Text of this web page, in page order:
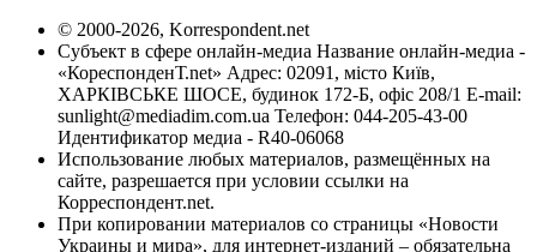
© 2000-2026, Korrespondent.net
Субъект в сфере онлайн-медиа Название онлайн-медиа -
«КореспонденТ.net» Адрес: 02091, місто Київ,
ХАРКІВСЬКЕ ШОСЕ, будинок 172-Б, офіс 208/1 E-mail:
sunlight@mediadim.com.ua Телефон: 044-205-43-00
Идентификатор медиа - R40-06068
Использование любых материалов, размещённых на
сайте, разрешается при условии ссылки на
Корреспондент.net.
При копировании материалов со страницы «Новости
Украины и мира», для интернет-изданий – обязательна